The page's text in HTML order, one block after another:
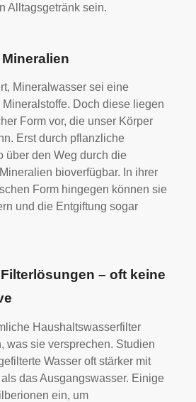
Alltagsgetränk sein.
Mineralwasser sei eine
Doch diese liegen
Form vor, die unser Körper
Erst durch pflanzliche
über den Weg durch die
bioverfügbar. In ihrer
Form hingegen können sie
und die Entgiftung sogar
– oft keine
Haushaltswasserfilter
was sie versprechen. Studien
Wasser oft stärker mit
das Ausgangswasser. Einige
ein, um